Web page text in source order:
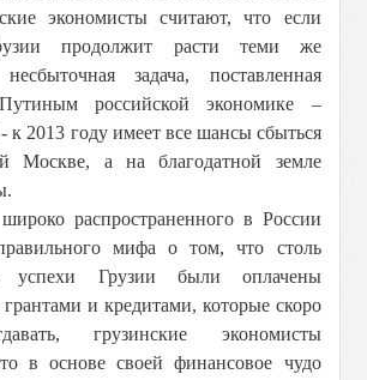
экономисты считают, что если
продолжит расти теми же
задача, поставленная
российской экономике –
2013 году имеет все шансы сбыться
Москве, а на благодатной земле
распространенного в России
мифа о том, что столь
успехи Грузии были оплачены
и кредитами, которые скоро
грузинские экономисты
в основе своей финансовое чудо